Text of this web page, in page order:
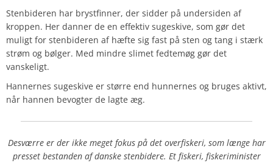
Stenbideren har brystfinner, der sidder på undersiden af
kroppen. Her danner de en effektiv sugeskive, som gør det
muligt for stenbideren af hæfte sig fast på sten og tang i stærk
strøm og bølger. Med mindre slimet fedtemøg gør det
vanskeligt.
Hannernes sugeskive er større end hunnernes og bruges aktivt,
når hannen bevogter de lagte æg.
Desværre er der ikke meget fokus på det overfiskeri, som længe har
presset bestanden af danske stenbidere. Et fiskeri, fiskeriminister